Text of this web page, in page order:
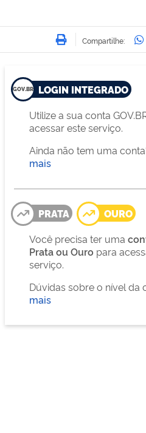
Imprimir
Compartilhe:
LOGIN INTEGRADO
Utilize a sua conta
acessar este serviço.
Ainda não tem uma
mais
PRATA
OURO
Você precisa ter uma
Prata ou Ouro para
serviço.
Dúvidas sobre o nível da
mais